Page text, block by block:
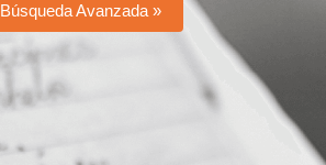
Búsqueda Avanzada »